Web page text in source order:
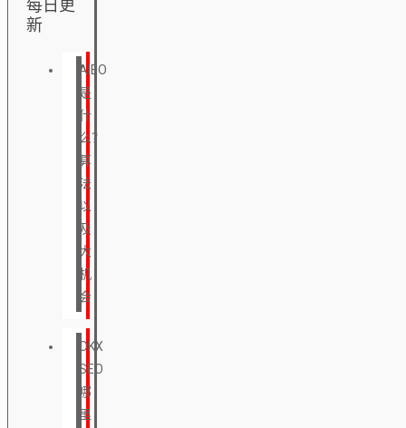
每日更
新
AIEO
是
什
么？
算
法
以
及
大
机
会
OKX
SEO
哪
里